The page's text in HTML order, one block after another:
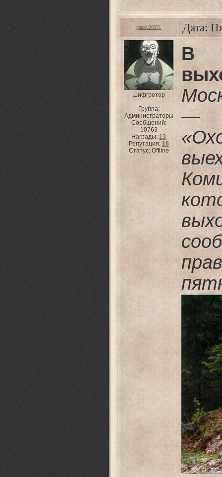
yarcev20071 Дата:
Шифгретор
Группа:
Администраторы
Сообщений:
10763
Награды:13
Репутация: 16
Статус: Offline
В
—